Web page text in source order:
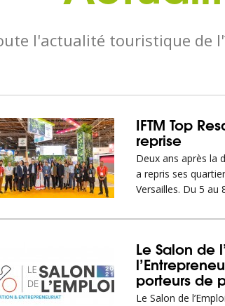
l'actualité touristique de
IFTM Top
reprise
Deux ans après la
a repris ses
Versailles. Du 5
Le Salon de
porteurs de
Le Salon de